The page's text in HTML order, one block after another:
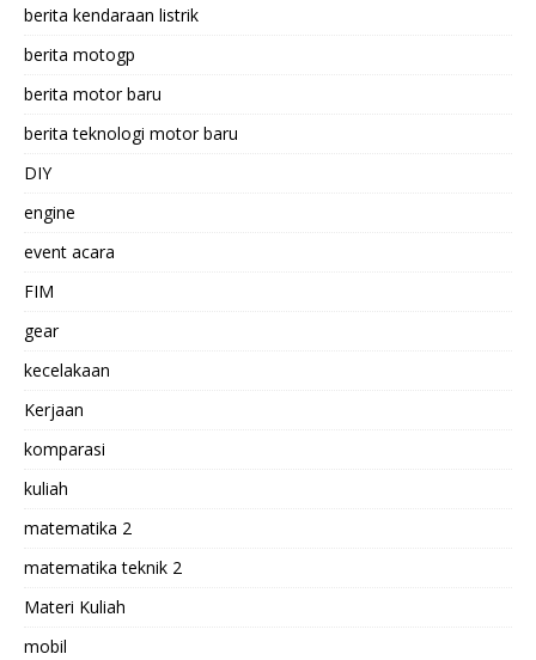
berita kendaraan listrik
berita motogp
berita motor baru
berita teknologi motor baru
DIY
engine
event acara
FIM
gear
kecelakaan
Kerjaan
komparasi
kuliah
matematika 2
matematika teknik 2
Materi Kuliah
mobil